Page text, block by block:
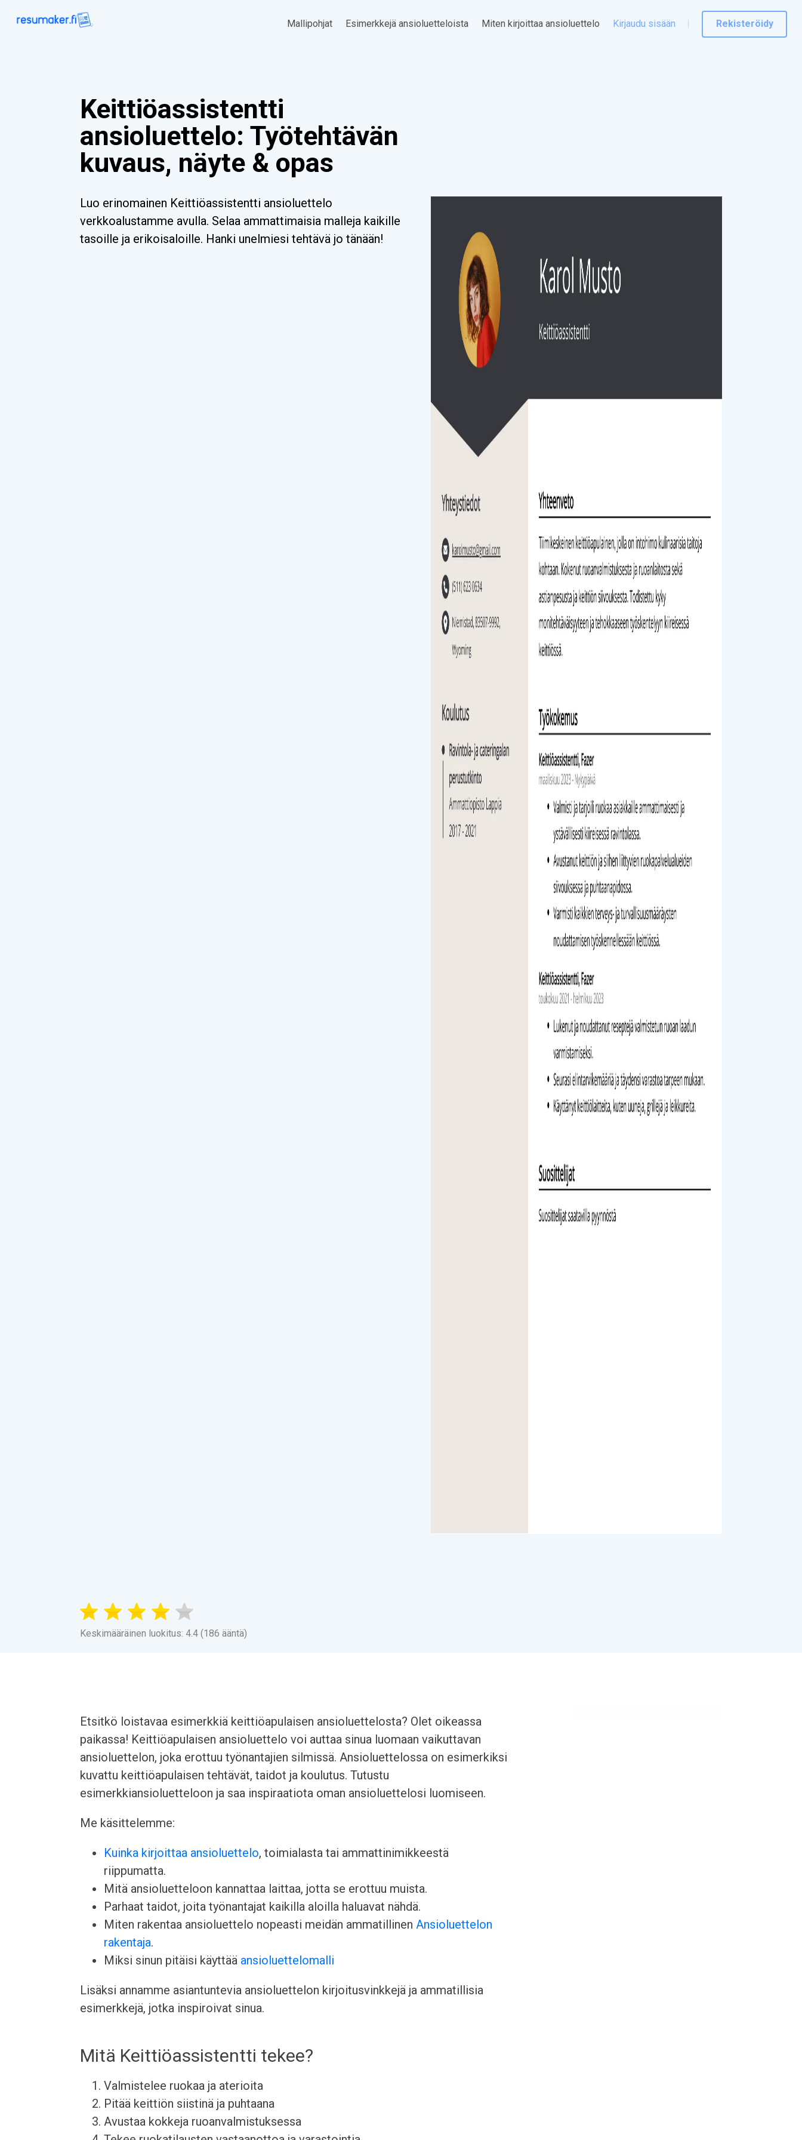
Mallipohjat Esimerkkejä ansioluetteloista Miten kirjoittaa ansioluettelo Kirjaudu sisään Rekisteröidy
Keittiöassistentti
ansioluettelo: Työtehtävän
kuvaus, näyte & opas
Luo erinomainen Keittiöassistentti ansioluettelo
verkkoalustamme avulla. Selaa ammattimaisia malleja kaikille
tasoille ja erikoisaloille. Hanki unelmiesi tehtävä jo tänään!
Keskimääräinen luokitus: 4.4 (186 ääntä)
Etsitkö loistavaa esimerkkiä keittiöapulaisen ansioluettelosta? Olet oikeassa
paikassa! Keittiöapulaisen ansioluettelo voi auttaa sinua luomaan vaikuttavan
ansioluettelon, joka erottuu työnantajien silmissä. Ansioluettelossa on esimerkiksi
kuvattu keittiöapulaisen tehtävät, taidot ja koulutus. Tutustu
esimerkkiansioluetteloon ja saa inspiraatiota oman ansioluettelosi luomiseen.
Me käsittelemme:
Kuinka kirjoittaa ansioluettelo, toimialasta tai ammattinimikkeestä
riippumatta.
Mitä ansioluetteloon kannattaa laittaa, jotta se erottuu muista.
Parhaat taidot, joita työnantajat kaikilla aloilla haluavat nähdä.
Miten rakentaa ansioluettelo nopeasti meidän ammatillinenAnsioluettelon
rakentaja.
Miksi sinun pitäisi käyttää ansioluettelomalli
Lisäksi annamme asiantuntevia ansioluettelon kirjoitusvinkkejä ja ammatillisia
esimerkkejä, jotka inspiroivat sinua.
Mitä Keittiöassistentti tekee?
Valmistelee ruokaa ja aterioita
Pitää keittiön siistinä ja puhtaana
Avustaa kokkeja ruoanvalmistuksessa